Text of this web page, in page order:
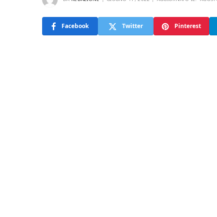
Facebook Twitter Pinterest